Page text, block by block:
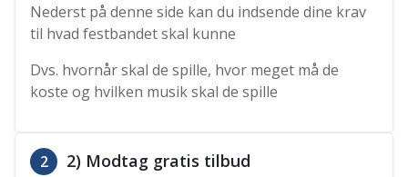
Nederst på denne side kan du indsende dine krav
til hvad festbandet skal kunne
Dvs. hvornår skal de spille, hvor meget må de
koste og hvilken musik skal de spille
2 2) Modtag gratis tilbud